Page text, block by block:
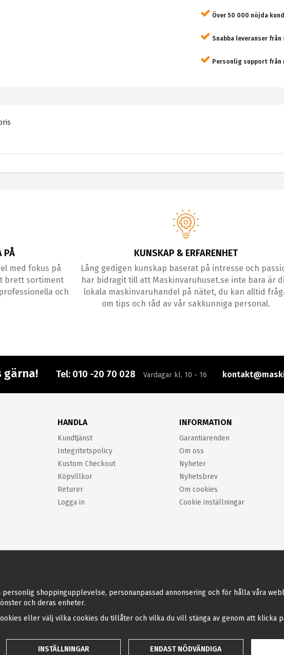
Över 50 000 nöjda
Snabba leveranser
Personlig support
PÅ
med fokus på
brett sortiment
och
KUNSKAP & ERFARENHET
Lång gedigen kunskap baserat på intresse och
har bidragit till att Maskinvaruhuset.se inte bara är
lokala maskinvaruhandel på nätet, du kan alltid
om tips och råd av vår sakkunniga personal.
gärna! Tel: 010 -20 70 028 Vardagar kl. 10 - 16
HANDLA
Kundtjänst
Integritetspolicy
Kustom Checkout
Köpvillkor
Returer
Logga in
INFORMATION
Garantiärenden
Om oss
Nyheter
Nyhetsbrev
Om cookies
Cookie inställningar
personlig shoppingupplevelse, personanpassad annonsering och för hålla våra
och deras enheter.
eller välj vilka cookies du tillåter och vilka du vill stänga av genom att klicka
INSTÄLLNINGAR ENDAST NÖDVÄNDIGA